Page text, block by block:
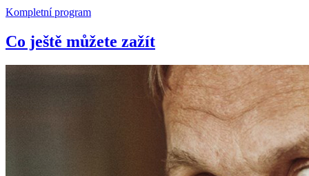
Kompletní program
Co ještě můžete zažít